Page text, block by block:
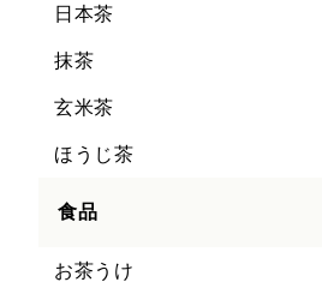
日本茶
抹茶
玄米茶
ほうじ茶
食品
お茶うけ